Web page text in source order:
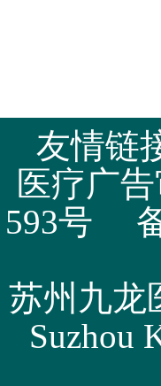
友情链
医疗广
593号 备
苏州九龙
Suzhou